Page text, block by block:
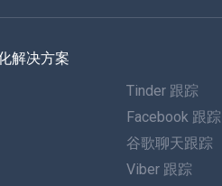
解决方案
Tinder 跟踪
Facebook 跟踪
谷歌聊天跟踪
Viber 跟踪